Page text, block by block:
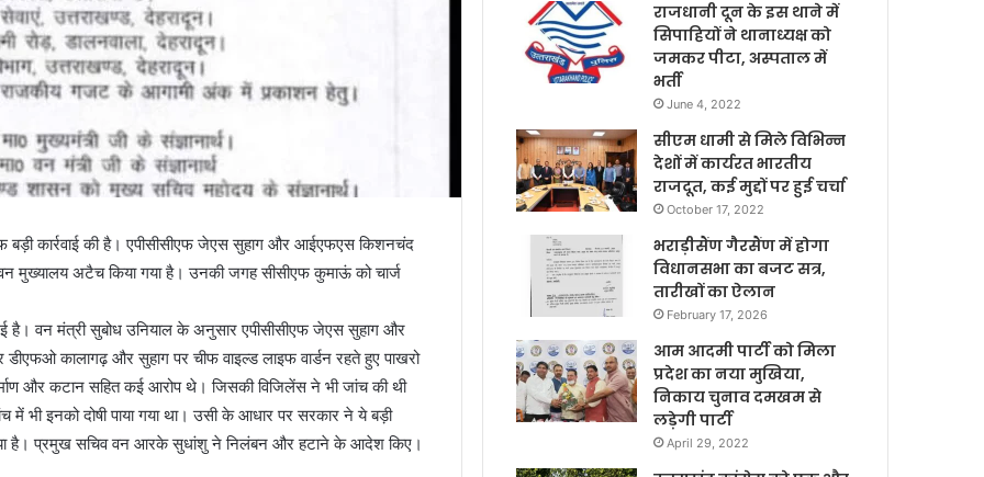
बड़ी कार्रवाई की है। एपीसीसीएफ जेएस सुहाग और आईएफएस किशनचंद
मुख्यालय अटैच किया गया है। उनकी जगह सीसीएफ कुमाऊं को चार्ज
वन मंत्री सुबोध उनियाल के अनुसार एपीसीसीएफ जेएस सुहाग और
कालागढ़ और सुहाग पर चीफ वाइल्ड लाइफ वार्डन रहते हुए पाखरो
और कटान सहित कई आरोप थे। जिसकी विजिलेंस ने भी जांच की थी
में भी इनको दोषी पाया गया था। उसी के आधार पर सरकार ने ये बड़ी
गया है। प्रमुख सचिव वन आरके सुधांशु ने निलंबन और हटाने के आदेश किए।
राजधानी दून के इस थाने में
सिपाहियों ने थानाध्यक्ष को
जमकर पीटा, अस्पताल में
भर्ती
June 4, 2022
सीएम धामी से मिले विभिन्न
देशों में कार्यरत भारतीय
राजदूत, कई मुद्दों पर हुई चर्चा
October 17, 2022
भराड़ीसैंण गैरसैंण में होगा
विधानसभा का बजट सत्र,
तारीखों का ऐलान
February 17, 2026
आम आदमी पार्टी को मिला
प्रदेश का नया मुखिया,
निकाय चुनाव दमखम से
लड़ेगी पार्टी
April 29, 2022